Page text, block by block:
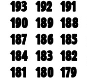
193 192 191
190 189 188
187 186 185
184 183 182
181 180 179